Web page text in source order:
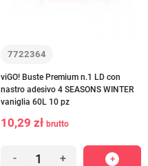
7722364
viGO! Buste Premium n.1 LD con
nastro adesivo 4 SEASONS WINTER
vaniglia 60L 10 pz
10,29 zł brutto
- +